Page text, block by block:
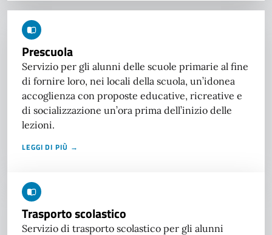
Prescuola
Servizio per gli alunni delle scuole primarie al fine
di fornire loro, nei locali della scuola, un’idonea
accoglienza con proposte educative, ricreative e
di socializzazione un’ora prima dell’inizio delle
lezioni.
LEGGI DI PIÙ →
Trasporto scolastico
Servizio di trasporto scolastico per gli alunni